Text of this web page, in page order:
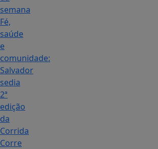
semana
Fé,
saúde
e
comunidade:
Salvador
sedia
2ª
edição
da
Corrida
Corre